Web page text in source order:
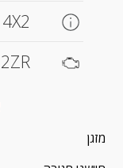
4X2
2ZR
מזגן